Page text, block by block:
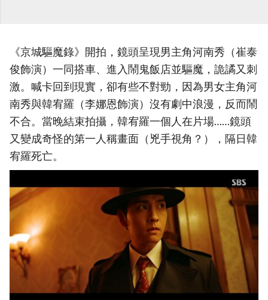
《京城驅魔錄》開拍，鏡頭呈現男主角河南秀（崔泰
俊飾演）一同搭車、進入鬧鬼飯店並驅魔，詭譎又刺
激。喊卡回到現實，卻有些不對勁，因為男女主角河
南秀與韓宥羅（李娜恩飾演）沒有劇中浪漫，反而鬧
不合。當晚結束拍攝，韓宥羅一個人在片場……鏡頭
又變成奇怪的第一人稱畫面（兇手視角？），隔日韓
宥羅死亡。